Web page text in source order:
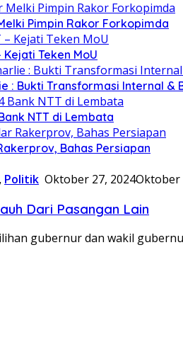
Pimpin Rakor Forkopimda
Teken MoU
: Bukti Transformasi Internal &
NTT di Lembata
Bahas Persiapan
, Politik Oktober 27, 2024Oktober
Dari Pasangan Lain
gubernur dan wakil